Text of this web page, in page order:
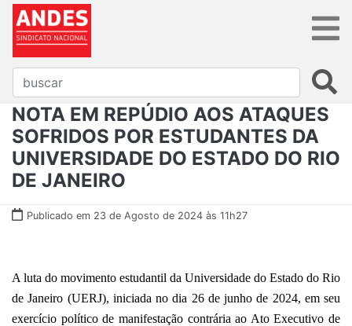
NOTA EM REPÚDIO AOS ATAQUES
SOFRIDOS POR ESTUDANTES DA
UNIVERSIDADE DO ESTADO DO RIO
DE JANEIRO
Publicado em 23 de Agosto de 2024 às 11h27
A luta do movimento estudantil da Universidade do Estado do Rio
de Janeiro (UERJ), iniciada no dia 26 de junho de 2024, em seu
exercício político de manifestação contrária ao Ato Executivo de